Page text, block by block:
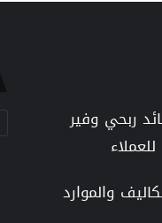
ربحي وفير
والموارد